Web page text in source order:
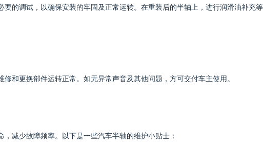
要的调试，以确保安装的牢固及正常运转。在重装后的半轴上，进行润滑油补充
和更换部件运转正常。如无异常声音及其他问题，方可交付车主使用。
减少故障频率。以下是一些汽车半轴的维护小贴士：